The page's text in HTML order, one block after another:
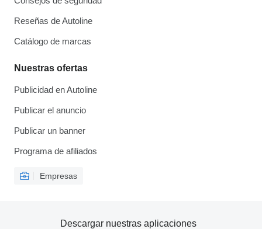
Reseñas de Autoline
Catálogo de marcas
Nuestras ofertas
Publicidad en Autoline
Publicar el anuncio
Publicar un banner
Programa de afiliados
Empresas
Descargar nuestras aplicaciones